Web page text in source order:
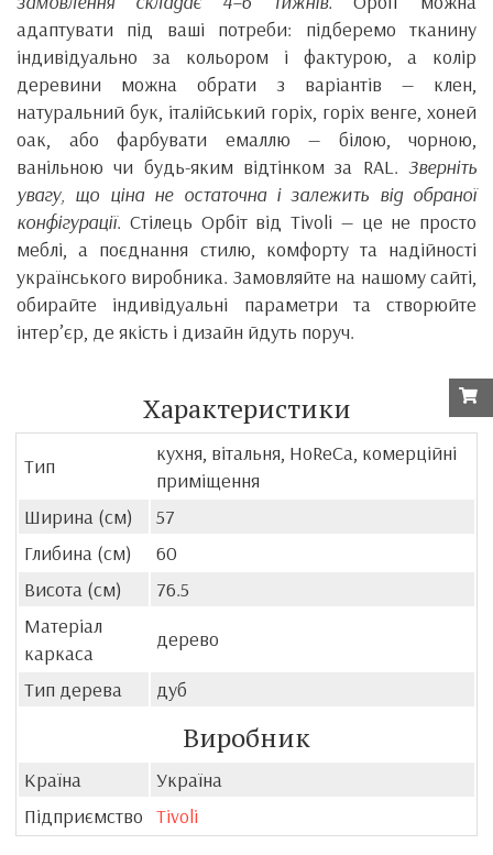
адаптувати під ваші потреби: підберемо тканину
індивідуально за кольором і фактурою, а колір
деревини можна обрати з варіантів — клен,
натуральний бук, італійський горіх, горіх венге, хоней
оак, або фарбувати емаллю — білою, чорною,
ванільною чи будь-яким відтінком за RAL. Зверніть
увагу, що ціна не остаточна і залежить від обраної
конфігурації. Стілець Орбіт від Tivoli — це не просто
меблі, а поєднання стилю, комфорту та надійності
українського виробника. Замовляйте на нашому сайті,
обирайте індивідуальні параметри та створюйте
інтер’єр, де якість і дизайн йдуть поруч.
Характеристики
Тип
кухня, вітальня, HoReCa, комерційні
приміщення
Ширина (см)
57
Глибина (см)
60
Висота (см)
76.5
Матеріал
каркаса
дерево
Тип дерева
дуб
Виробник
Країна
Україна
Підприємство Tivoli